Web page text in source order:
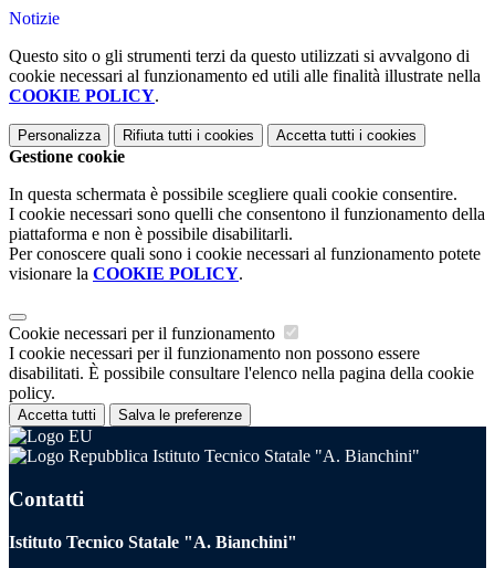
Notizie
Questo sito o gli strumenti terzi da questo utilizzati si avvalgono di
cookie necessari al funzionamento ed utili alle finalità illustrate nella
COOKIE POLICY.
Personalizza Rifiuta tutti i cookies Accetta tutti i cookies
Gestione cookie
In questa schermata è possibile scegliere quali cookie consentire.
I cookie necessari sono quelli che consentono il funzionamento della
piattaforma e non è possibile disabilitarli.
Per conoscere quali sono i cookie necessari al funzionamento potete
visionare la COOKIE POLICY.
Cookie necessari per il funzionamento
I cookie necessari per il funzionamento non possono essere
disabilitati. È possibile consultare l'elenco nella pagina della cookie
policy.
Accetta tutti Salva le preferenze
Istituto Tecnico Statale "A. Bianchini"
Contatti
Istituto Tecnico Statale "A. Bianchini"